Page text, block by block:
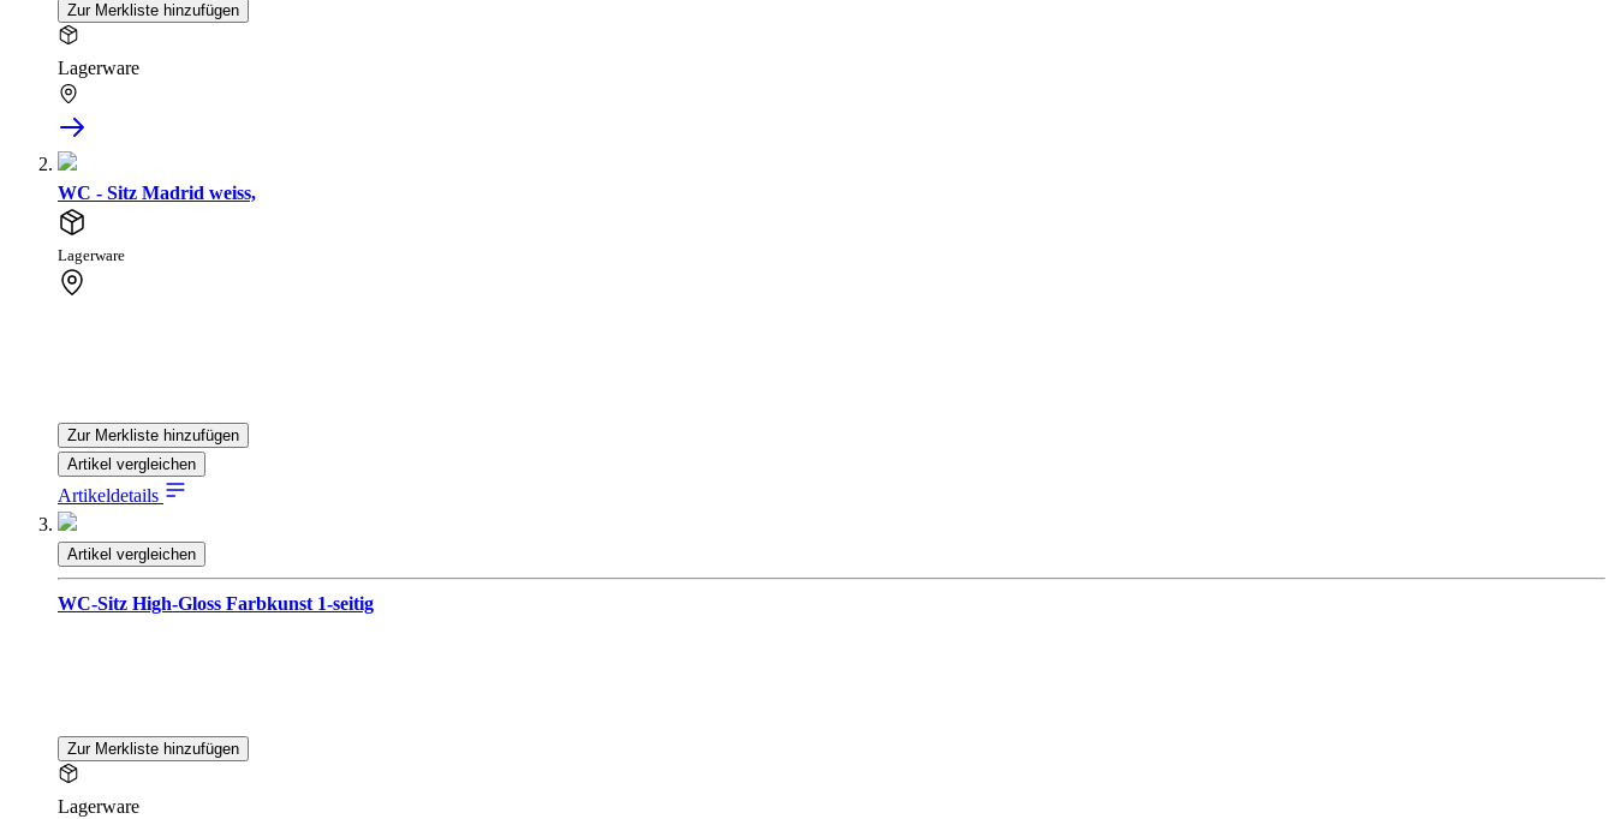
Zur Merkliste hinzufügen
Lagerware
WC - Sitz Madrid weiss,
Lagerware
Zur Merkliste hinzufügen
Artikel vergleichen
Artikeldetails
Artikel vergleichen
WC-Sitz High-Gloss Farbkunst 1-seitig
Zur Merkliste hinzufügen
Lagerware